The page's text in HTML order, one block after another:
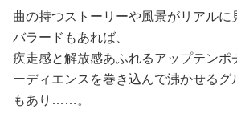
曲の持つストーリーや風景がリアルに
バラードもあれば、
疾走感と解放感あふれるアップテンポ
ーディエンスを巻き込んで沸かせるグ
もあり……。